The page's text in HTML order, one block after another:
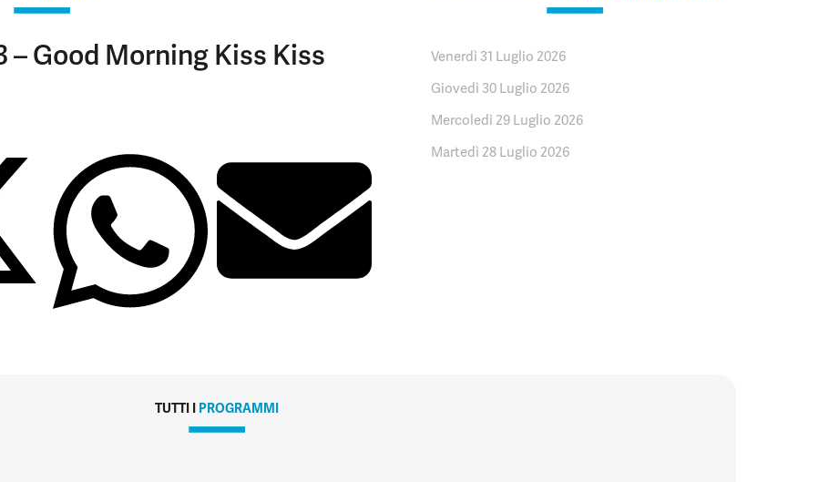
Good Morning Kiss Kiss
Venerdì 31 Luglio 2026
Giovedì 30 Luglio 2026
Mercoledì 29 Luglio 2026
Martedì 28 Luglio 2026
TUTTI I PROGRAMMI